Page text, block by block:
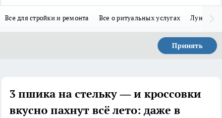
Все для стройки и ремонта Все о ритуальных услугах Лунно-
Принять
3 пшика на стельку — и кроссовки
вкусно пахнут всё лето: даже в